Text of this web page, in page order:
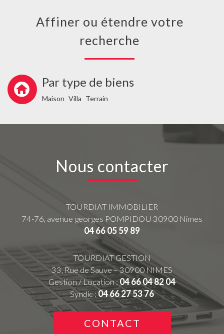
Affiner ou étendre votre
recherche
Par type de biens
Maison Villa Terrain
Nous contacter
TOURDIAT IMMOBILIER
74-76, avenue georges POMPIDOU 30900 Nimes
04 66 05 59 89
TOURDIAT GESTION
33, Rue de Sauve – 30900 NIMES
Gestion / Location :04 66 04 82 04
Syndic :04 66 27 53 76
CONTACT